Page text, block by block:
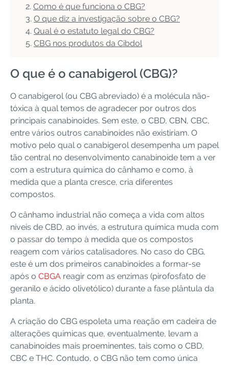
Como é que funciona o CBG?
O que diz a investigação sobre o CBG?
Qual é o estatuto legal do CBG?
CBG nos produtos da Cibdol
O que é o canabigerol (CBG)?
O canabigerol (ou CBG abreviado) é a molécula não-
tóxica à qual temos de agradecer por outros dos
principais canabinoides. Sem este, o CBD, CBN, CBC,
entre vários outros canabinoides não existiriam. O
motivo pelo qual o canabigerol desempenha um papel
tão central no desenvolvimento canabinoide tem a ver
com a estrutura química do cânhamo e como, à
medida que a planta cresce, cria diferentes
compostos.
O cânhamo industrial não começa a vida com altos
níveis de CBD, ao invés, a estrutura química muda com
o passar do tempo à medida que os compostos
reagem com vários catalisadores. No caso do CBG,
este é um dos primeiros canabinoides a formar-se
após o CBGA reagir com as enzimas (pirofosfato de
geranilo e ácido olivetólico) durante a fase plântula da
planta.
A criação do CBG espoleta uma reação em cadeira de
alterações químicas que, eventualmente, levam a
canabinoides mais proeminentes, tais como o CBD,
CBC e THC. Contudo, o CBG não tem como única